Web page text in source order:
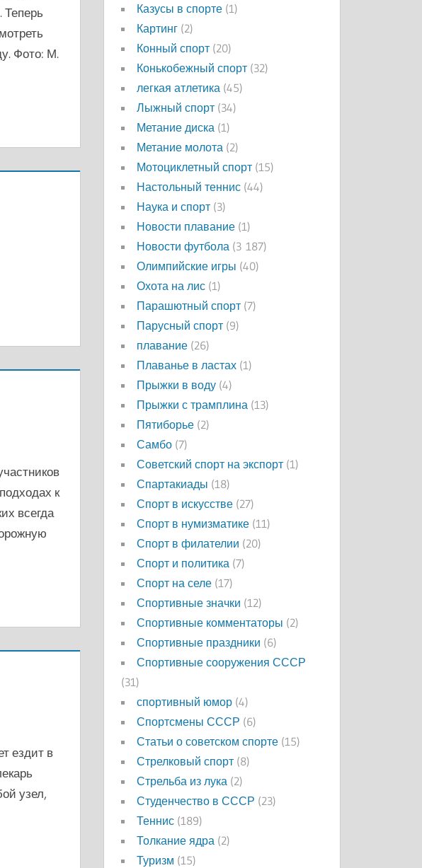
Фото: М.
к
всегда
ездит в
узел,
Казусы в спорте (1)
Картинг (2)
Конный спорт (20)
Конькобежный спорт (32)
легкая атлетика (45)
Лыжный спорт (34)
Метание диска (1)
Метание молота (2)
Мотоциклетный спорт (15)
Настольный теннис (44)
Наука и спорт (3)
Новости плавание (1)
Новости футбола (3 187)
Олимпийские игры (40)
Охота на лис (1)
Парашютный спорт (7)
Парусный спорт (9)
плавание (26)
Плаванье в ластах (1)
Прыжки в воду (4)
Прыжки с трамплина (13)
Пятиборье (2)
Самбо (7)
Советский спорт на экспорт (1)
Спартакиады (18)
Спорт в искусстве (27)
Спорт в нумизматике (11)
Спорт в филателии (20)
Спорт и политика (7)
Спорт на селе (17)
Спортивные значки (12)
Спортивные комментаторы (2)
Спортивные праздники (6)
Спортивные сооружения СССР
(31)
спортивный юмор (4)
Спортсмены СССР (6)
Статьи о советском спорте (15)
Стрелковый спорт (8)
Стрельба из лука (2)
Студенчество в СССР (23)
Теннис (189)
Толкание ядра (2)
Туризм (15)